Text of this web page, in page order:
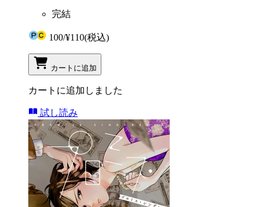
完結
100/¥110(税込)
カートに追加
カートに追加しました
試し読み